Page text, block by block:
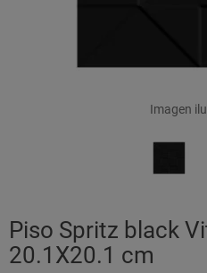
Imagen
Piso Spritz black
20.1X20.1 cm